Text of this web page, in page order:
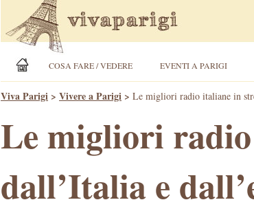
COSA FARE / VEDERE EVENTI A PARIGI
Viva Parigi > Vivere a Parigi > Le migliori radio italiane in
Le migliori
dall’Italia e